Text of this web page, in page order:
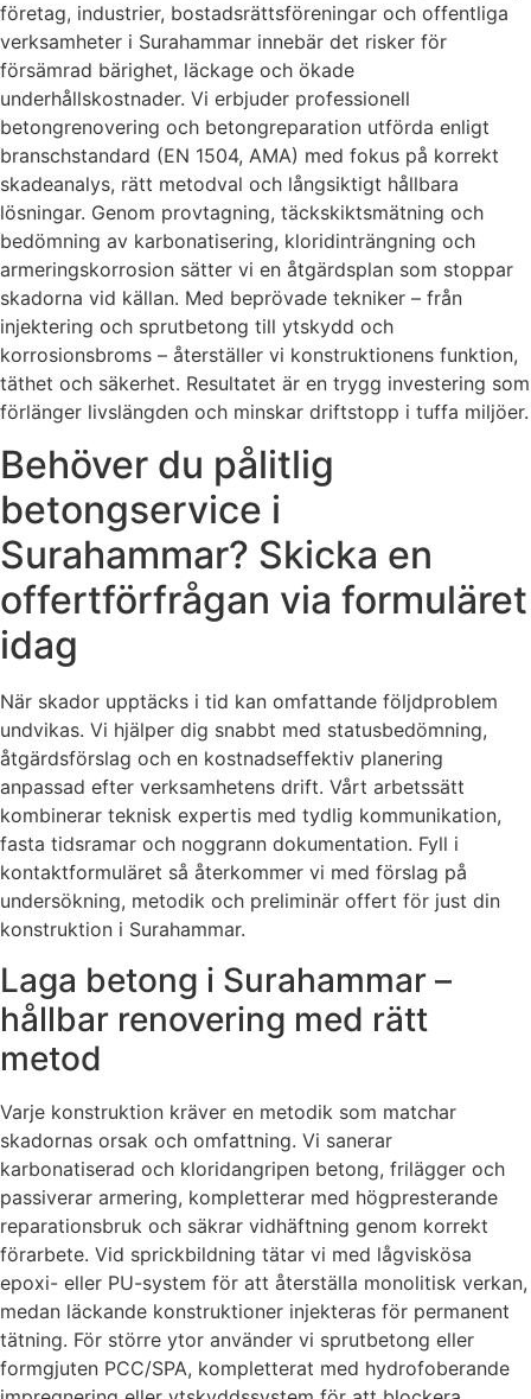
företag, industrier, bostadsrättsföreningar och offentliga
verksamheter i Surahammar innebär det risker för
försämrad bärighet, läckage och ökade
underhållskostnader. Vi erbjuder professionell
betongrenovering och betongreparation utförda enligt
branschstandard (EN 1504, AMA) med fokus på korrekt
skadeanalys, rätt metodval och långsiktigt hållbara
lösningar. Genom provtagning, täckskiktsmätning och
bedömning av karbonatisering, kloridinträngning och
armeringskorrosion sätter vi en åtgärdsplan som stoppar
skadorna vid källan. Med beprövade tekniker – från
injektering och sprutbetong till ytskydd och
korrosionsbroms – återställer vi konstruktionens funktion,
täthet och säkerhet. Resultatet är en trygg investering som
förlänger livslängden och minskar driftstopp i tuffa miljöer.
Behöver du pålitlig
betongservice i
Surahammar? Skicka en
offertförfrågan via formuläret
idag
När skador upptäcks i tid kan omfattande följdproblem
undvikas. Vi hjälper dig snabbt med statusbedömning,
åtgärdsförslag och en kostnadseffektiv planering
anpassad efter verksamhetens drift. Vårt arbetssätt
kombinerar teknisk expertis med tydlig kommunikation,
fasta tidsramar och noggrann dokumentation. Fyll i
kontaktformuläret så återkommer vi med förslag på
undersökning, metodik och preliminär offert för just din
konstruktion i Surahammar.
Laga betong i Surahammar –
hållbar renovering med rätt
metod
Varje konstruktion kräver en metodik som matchar
skadornas orsak och omfattning. Vi sanerar
karbonatiserad och kloridangripen betong, frilägger och
passiverar armering, kompletterar med högpresterande
reparationsbruk och säkrar vidhäftning genom korrekt
förarbete. Vid sprickbildning tätar vi med lågviskösa
epoxi- eller PU-system för att återställa monolitisk verkan,
medan läckande konstruktioner injekteras för permanent
tätning. För större ytor använder vi sprutbetong eller
formgjuten PCC/SPA, kompletterat med hydrofoberande